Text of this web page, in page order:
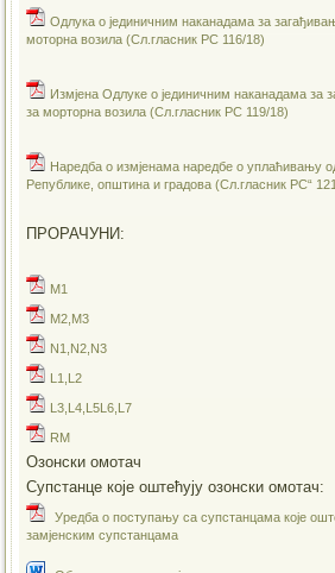
Одлука о јединичним наканадама за
моторна возила (Сл.гласник РС 116/18)
Измјена Одлуке о јединичним наканадама за
за морторна возила (Сл.гласник РС 119/18)
Наредба о измјенама наредбе о уплаћивању
Републике, општина и градова (Сл.гласник РС“
ПРОРАЧУНИ:
M1
M2,M3
N1,N2,N3
L1,L2
L3,L4,L5L6,L7
RM
Озонски омотач
Супстанце које оштећују озонски омотач:
Уредба о поступању са супстанцама које
замјенским супстанцама